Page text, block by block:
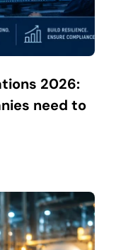
2026:
need to